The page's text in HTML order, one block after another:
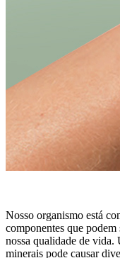
Nosso organismo está
componentes que podem
nossa qualidade de vida.
minerais pode causar